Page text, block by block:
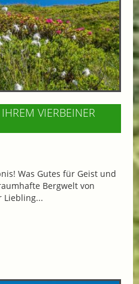
VIERBEINER
Was Gutes für Geist und
Bergwelt von
Liebling...